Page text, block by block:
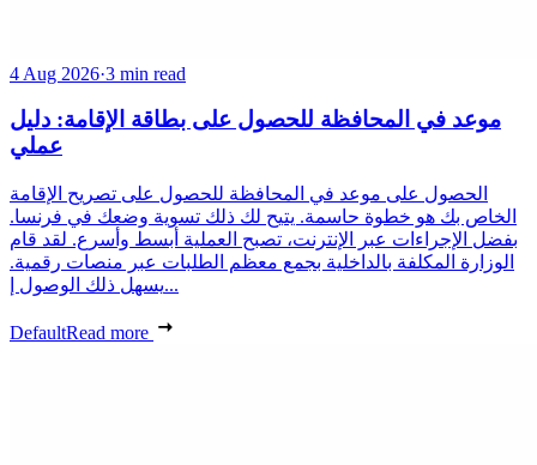
4 Aug 2026·3 min read
موعد في المحافظة للحصول على بطاقة الإقامة: دليل
عملي
الحصول على موعد في المحافظة للحصول على تصريح الإقامة
الخاص بك هو خطوة حاسمة. يتيح لك ذلك تسوية وضعك في فرنسا.
بفضل الإجراءات عبر الإنترنت، تصبح العملية أبسط وأسرع. لقد قام
الوزارة المكلفة بالداخلية بجمع معظم الطلبات عبر منصات رقمية.
يسهل ذلك الوصول إ...
DefaultRead more